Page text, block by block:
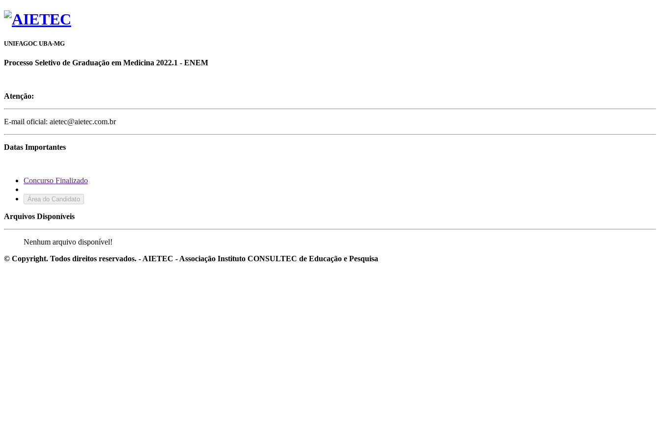
UNIFAGOC UBA-MG
Processo Seletivo de Graduação em Medicina 2022.1 - ENEM
Atenção:
E-mail oficial: aietec@aietec.com.br
Datas Importantes
Concurso Finalizado
Área do Candidato
Arquivos Disponíveis
Nenhum arquivo disponível!
© Copyright. Todos direitos reservados. - AIETEC - Associação Instituto CONSULTEC de Educação e Pesquisa